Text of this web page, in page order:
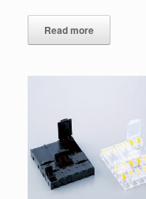
Read more